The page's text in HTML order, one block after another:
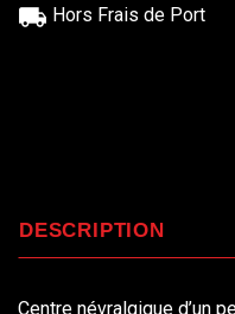
Hors Frais de Port
DESCRIPTION
Centre névralgique d’un